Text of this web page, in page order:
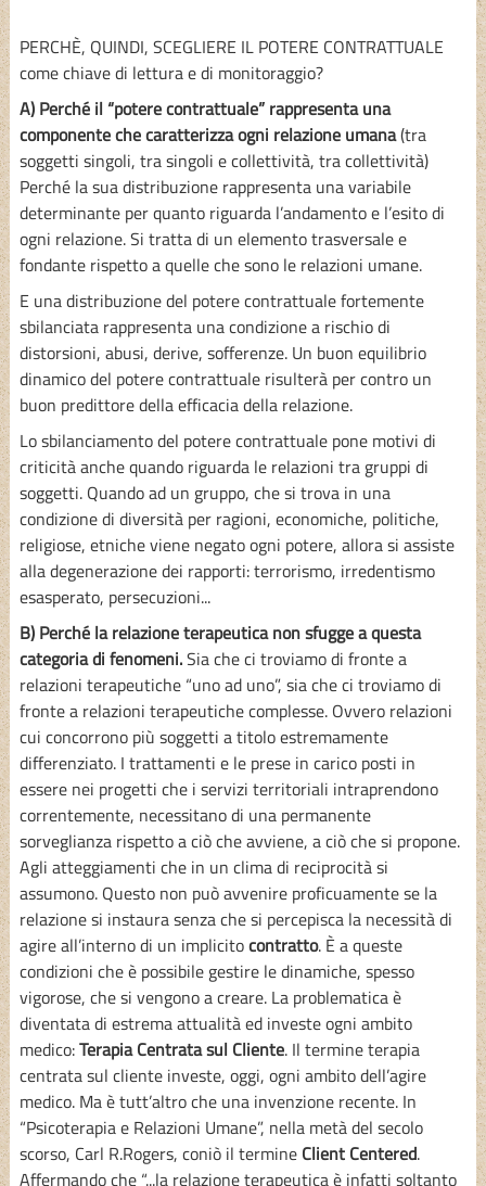
PERCHÈ, QUINDI, SCEGLIERE IL POTERE CONTRATTUALE
come chiave di lettura e di monitoraggio?
A) Perché il “potere contrattuale” rappresenta una
componente che caratterizza ogni relazione umana(tra
soggetti singoli, tra singoli e collettività, tra collettività)
Perché la sua distribuzione rappresenta una variabile
determinante per quanto riguarda l’andamento e l’esito di
ogni relazione. Si tratta di un elemento trasversale e
fondante rispetto a quelle che sono le relazioni umane.
E una distribuzione del potere contrattuale fortemente
sbilanciata rappresenta una condizione a rischio di
distorsioni, abusi, derive, sofferenze. Un buon equilibrio
dinamico del potere contrattuale risulterà per contro un
buon predittore della efficacia della relazione.
Lo sbilanciamento del potere contrattuale pone motivi di
criticità anche quando riguarda le relazioni tra gruppi di
soggetti. Quando ad un gruppo, che si trova in una
condizione di diversità per ragioni, economiche, politiche,
religiose, etniche viene negato ogni potere, allora si assiste
alla degenerazione dei rapporti: terrorismo, irredentismo
esasperato, persecuzioni...
B) Perché la relazione terapeutica non sfugge a questa
categoria di fenomeni.Sia che ci troviamo di fronte a
relazioni terapeutiche “uno ad uno”, sia che ci troviamo di
fronte a relazioni terapeutiche complesse. Ovvero relazioni
cui concorrono più soggetti a titolo estremamente
differenziato. I trattamenti e le prese in carico posti in
essere nei progetti che i servizi territoriali intraprendono
correntemente, necessitano di una permanente
sorveglianza rispetto a ciò che avviene, a ciò che si propone.
Agli atteggiamenti che in un clima di reciprocità si
assumono. Questo non può avvenire proficuamente se la
relazione si instaura senza che si percepisca la necessità di
agire all’interno di un implicitocontratto. È a queste
condizioni che è possibile gestire le dinamiche, spesso
vigorose, che si vengono a creare. La problematica è
diventata di estrema attualità ed investe ogni ambito
medico:Terapia Centrata sul Cliente. Il termine terapia
centrata sul cliente investe, oggi, ogni ambito dell’agire
medico. Ma è tutt’altro che una invenzione recente. In
“Psicoterapia e Relazioni Umane”, nella metà del secolo
scorso, Carl R.Rogers, coniò il termine Client Centered.
Affermando che “...la relazione terapeutica è infatti soltanto